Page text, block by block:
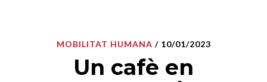
MOBILITAT HUMANA / 10/01/2023
Un cafè en